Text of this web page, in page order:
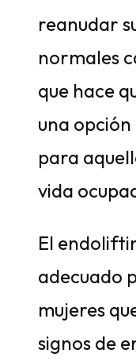
reanudar
normales
que hace
una
para
vida
El
adecuado
mujeres
signos de